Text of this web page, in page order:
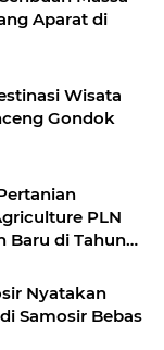
Aparat di
Wisata
Gondok
PLN
Baru di Tahun
Nyatakan
Samosir Bebas